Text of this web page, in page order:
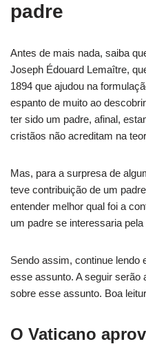
padre
Antes de mais nada, saiba
Joseph Édouard Lemaître,
1894 que ajudou na
espanto de muito ao
ter sido um padre, afinal,
cristãos não acreditam na
Mas, para a surpresa de
teve contribuição de um
entender melhor qual foi a
um padre se interessaria
Sendo assim, continue lendo
esse assunto. A seguir serão
sobre esse assunto. Boa
O Vaticano